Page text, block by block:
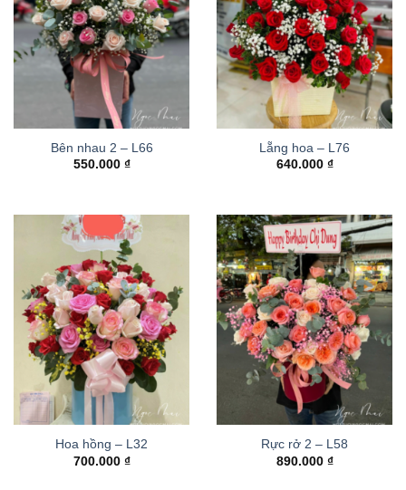
Bên nhau 2 – L66
550.000 ₫
Lẵng hoa – L76
640.000 ₫
Hoa hồng – L32
700.000 ₫
Rực rở 2 – L58
890.000 ₫